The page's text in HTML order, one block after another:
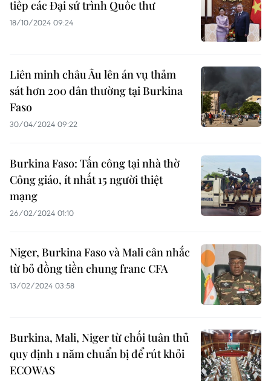
tiếp các Đại sứ trình Quốc thư
18/10/2024 09:24
Liên minh châu Âu lên án vụ thảm
sát hơn 200 dân thường tại Burkina
Faso
30/04/2024 09:22
Burkina Faso: Tấn công tại nhà thờ
Công giáo, ít nhất 15 người thiệt
mạng
26/02/2024 01:10
Niger, Burkina Faso và Mali cân nhắc
từ bỏ đồng tiền chung franc CFA
13/02/2024 03:58
Burkina, Mali, Niger từ chối tuân thủ
quy định 1 năm chuẩn bị để rút khỏi
ECOWAS